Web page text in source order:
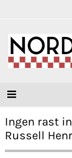
Ingen rast
Russell